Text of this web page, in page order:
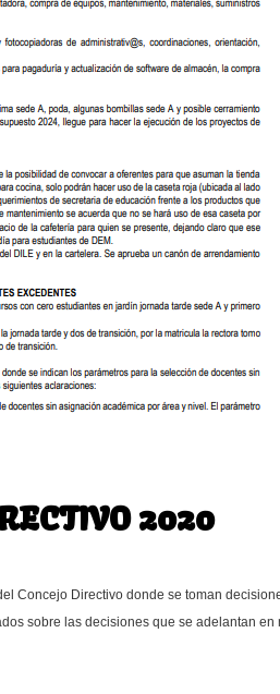
2020
Concejo Directivo donde se toman
sobre las decisiones que se adelantan en